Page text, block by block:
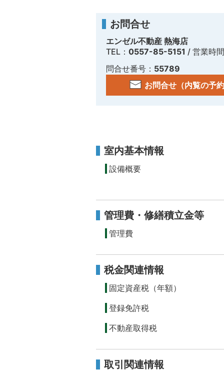
お問合せ
エンゼル不動産 熱海店
TEL： 0557-85-5151 / 営業時
問合せ番号： 55789
お問合せ（内覧の予
室内基本情報
設備概要
管理費・修繕積立金等
管理費
税金関連情報
固定資産税（年額）
登録免許税
不動産取得税
取引関連情報